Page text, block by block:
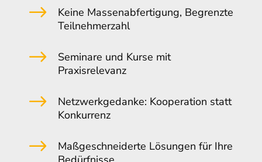
$
Keine Massenabfertigung, Begrenzte
Teilnehmerzahl
$
Seminare und Kurse mit
Praxisrelevanz
$
Netzwerkgedanke: Kooperation statt
Konkurrenz
$
Maßgeschneiderte Lösungen für Ihre